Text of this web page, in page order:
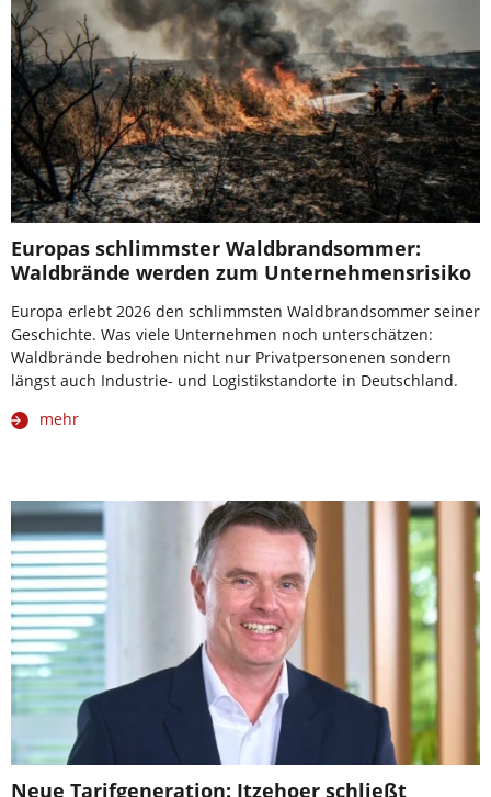
Europas schlimmster Waldbrandsommer:
Waldbrände werden zum Unternehmensrisiko
Europa erlebt 2026 den schlimmsten Waldbrandsommer seiner
Geschichte. Was viele Unternehmen noch unterschätzen:
Waldbrände bedrohen nicht nur Privatpersonenen sondern
längst auch Industrie- und Logistikstandorte in Deutschland.
mehr
Neue Tarifgeneration: Itzehoer schließt